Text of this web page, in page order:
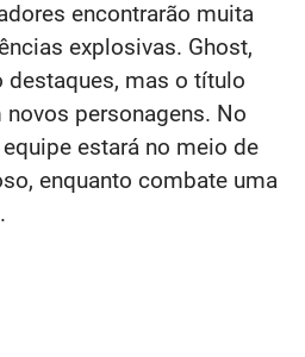
encontrarão muita
explosivas. Ghost,
destaques, mas o título
personagens. No
estará no meio de
enquanto combate uma